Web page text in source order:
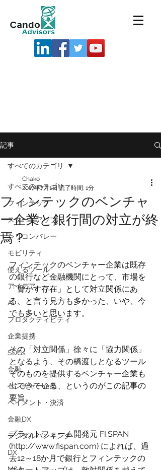
記事
すべてのカテゴリ
フィンテック
スタートアップ
シリコンバレー
モビリティ
使えるツール
アイデア
AI
プロダクティビティ
企業提携
SDGs
金融
ベンチャー企業
ペイメント・決済
金融DX
デジタルバンキング
DX
すべてのカテゴリ
フィンテックのベンチャ
ー企業と銀行間の対立が終
焉？
Chako
2017年7月1日 読了時間: 1分
フィンテックのベンチャー企業は既存
の銀行など金融機関にとって、市場を
「脅かす存在」として対立関係にあ
る、と言う見方も多かった、いや、今
でも多いと思います。
その「対立関係」徐々に「協力関係」
となるよう、その橋渡しとなるツール
そのものを提供するベンチャー企業も
出てきている、というのがこの記事の
要旨。
プラットフォーム開発元 FI.SPAN
(http://www.fispan.com) によれば、過
去12～18か月で銀行とフィンテックの